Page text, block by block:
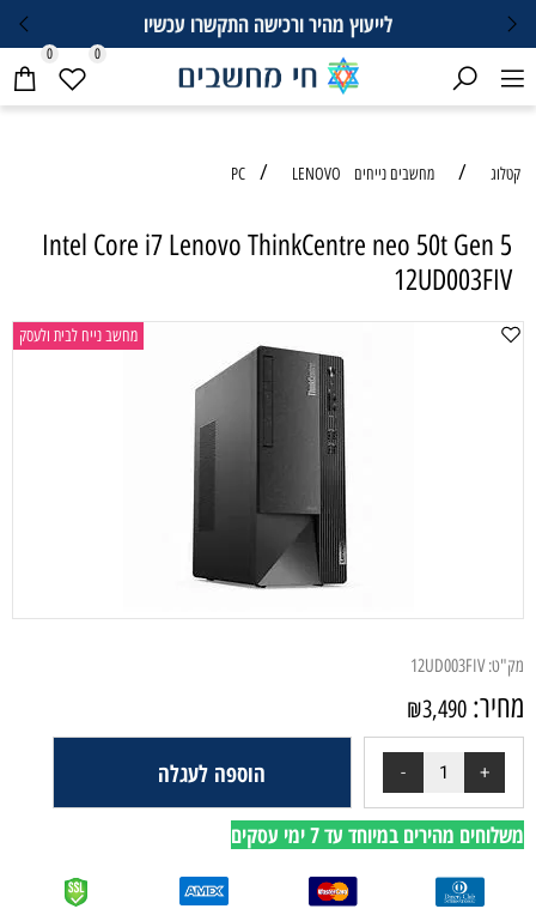
לייעוץ מהיר ורכישה התקשרו עכשיו
0 0
קטלוג / מחשבים נייחים PC / LENOVO
Intel Core i7 Lenovo ThinkCentre neo 50t Gen 5
12UD003FIV
מחשב נייח לבית ולעסק
מק"ט: 12UD003FIV
מחיר: ₪3,490
הוספה לעגלה
משלוחים מהירים במיוחד עד 7 ימי עסקים